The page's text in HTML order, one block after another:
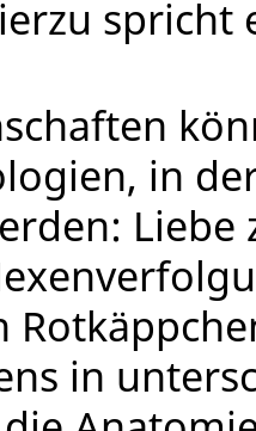
spricht
in
Liebe
in